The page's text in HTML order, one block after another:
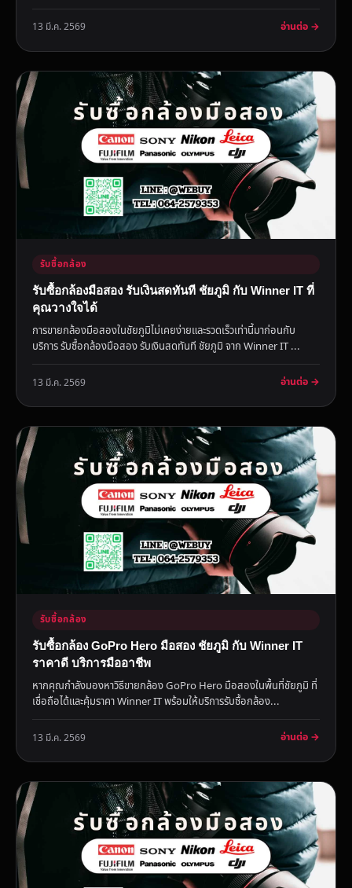
13 มี.ค. 2569 อ่านต่อ →
รับซื้อกล้อง
รับซื้อกล้องมือสอง รับเงินสดทันที ชัยภูมิ กับ Winner IT ที่
คุณวางใจได้
การขายกล้องมือสองในชัยภูมิไม่เคยง่ายและรวดเร็วเท่านี้มาก่อนกับ
บริการ รับซื้อกล้องมือสอง รับเงินสดทันที ชัยภูมิ จาก Winner IT ...
13 มี.ค. 2569 อ่านต่อ →
รับซื้อกล้อง
รับซื้อกล้อง GoPro Hero มือสอง ชัยภูมิ กับ Winner IT
ราคาดี บริการมืออาชีพ
หากคุณกำลังมองหาวิธีขายกล้อง GoPro Hero มือสองในพื้นที่ชัยภูมิ ที่
เชื่อถือได้และคุ้มราคา Winner IT พร้อมให้บริการรับซื้อกล้อง...
13 มี.ค. 2569 อ่านต่อ →